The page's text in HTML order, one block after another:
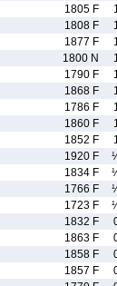
1805 F
1808 F
1877 F
1800 N
1790 F
1868 F
1786 F
1860 F
1852 F
1920 F
1834 F
1766 F
1723 F
1832 F
1863 F
1858 F
1857 F